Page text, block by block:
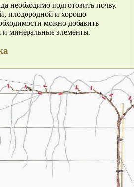
необходимо подготовить почву.
плодородной и хорошо
можно добавить
и минеральные элементы.